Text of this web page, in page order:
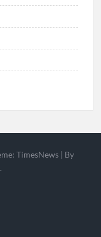
TimesNews | By
.